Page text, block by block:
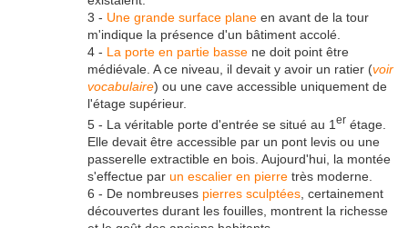
3 - Une grande surface plane en avant de la tour
m'indique la présence d'un bâtiment accolé.
4 - La porte en partie basse ne doit point être
médiévale. A ce niveau, il devait y avoir un ratier (voir
vocabulaire) ou une cave accessible uniquement de
l'étage supérieur.
5 - La véritable porte d'entrée se situé au 1 er étage.
Elle devait être accessible par un pont levis ou une
passerelle extractible en bois. Aujourd'hui, la montée
s'effectue par un escalier en pierre très moderne.
6 - De nombreuses pierres sculptées , certainement
découvertes durant les fouilles, montrent la richesse